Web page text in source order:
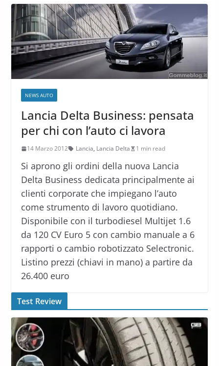
NEWS AUTO
Lancia Delta Business: pensata
per chi con l’auto ci lavora
14 Marzo 2012 Lancia, Lancia Delta 1 min read
Si aprono gli ordini della nuova Lancia
Delta Business dedicata principalmente ai
clienti corporate che impiegano l’auto
come strumento di lavoro quotidiano.
Disponibile con il turbodiesel Multijet 1.6
da 120 CV Euro 5 con cambio manuale a 6
rapporti o cambio robotizzato Selectronic.
Listino prezzi (chiavi in mano) a partire da
26.400 euro
Test Review